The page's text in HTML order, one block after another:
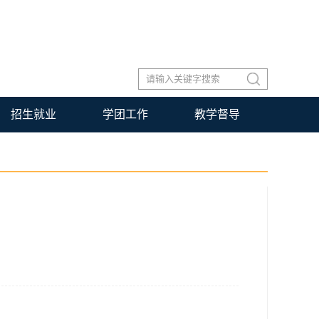
招生就业 学团工作 教学督导